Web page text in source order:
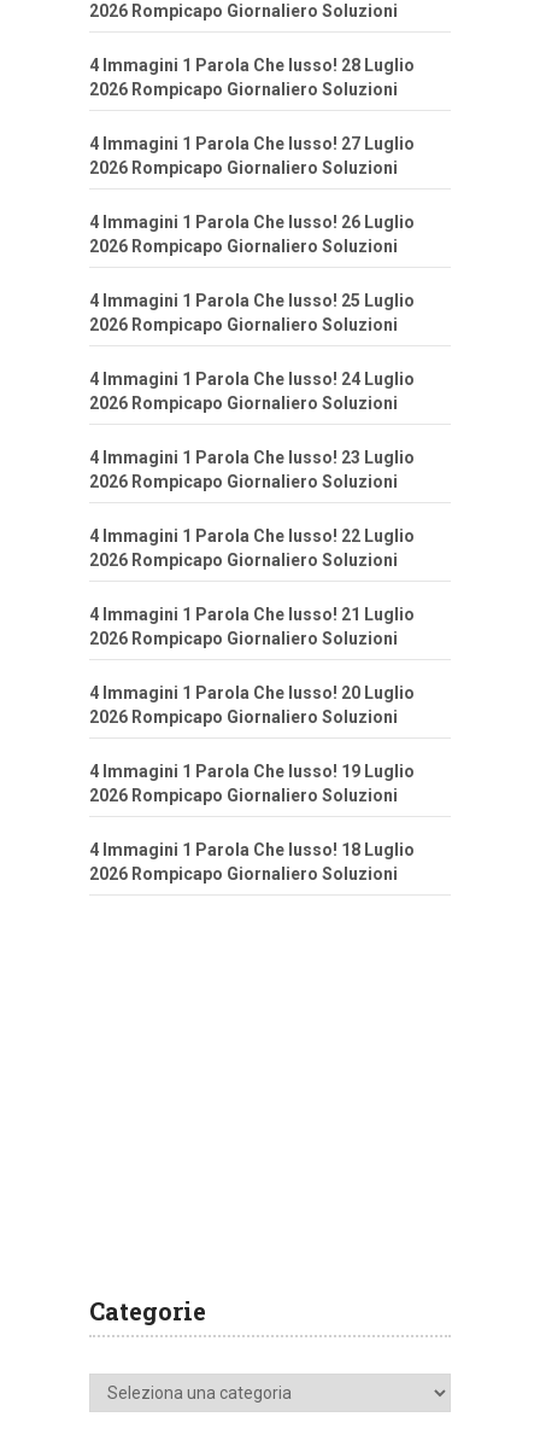
2026 Rompicapo Giornaliero Soluzioni
4 Immagini 1 Parola Che lusso! 28 Luglio
2026 Rompicapo Giornaliero Soluzioni
4 Immagini 1 Parola Che lusso! 27 Luglio
2026 Rompicapo Giornaliero Soluzioni
4 Immagini 1 Parola Che lusso! 26 Luglio
2026 Rompicapo Giornaliero Soluzioni
4 Immagini 1 Parola Che lusso! 25 Luglio
2026 Rompicapo Giornaliero Soluzioni
4 Immagini 1 Parola Che lusso! 24 Luglio
2026 Rompicapo Giornaliero Soluzioni
4 Immagini 1 Parola Che lusso! 23 Luglio
2026 Rompicapo Giornaliero Soluzioni
4 Immagini 1 Parola Che lusso! 22 Luglio
2026 Rompicapo Giornaliero Soluzioni
4 Immagini 1 Parola Che lusso! 21 Luglio
2026 Rompicapo Giornaliero Soluzioni
4 Immagini 1 Parola Che lusso! 20 Luglio
2026 Rompicapo Giornaliero Soluzioni
4 Immagini 1 Parola Che lusso! 19 Luglio
2026 Rompicapo Giornaliero Soluzioni
4 Immagini 1 Parola Che lusso! 18 Luglio
2026 Rompicapo Giornaliero Soluzioni
Categorie
Categorie